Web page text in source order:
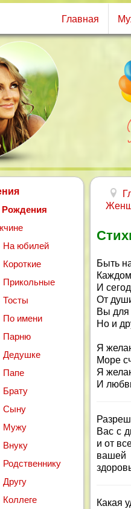
Главная
На юбилей
Короткие
Прикольные
Тосты
По имени
Парню
Дедушке
Папе
Брату
Сыну
Мужу
Внуку
Родственнику
Другу
Коллеге
Быть
И
От
Вы для
Но и
Я
Море
Я
И
Вас с
и от
вашей
Какая